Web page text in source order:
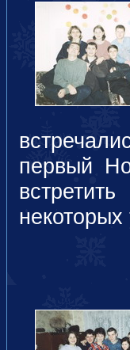
первый
некоторых